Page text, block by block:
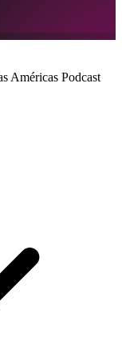
Américas Podcast